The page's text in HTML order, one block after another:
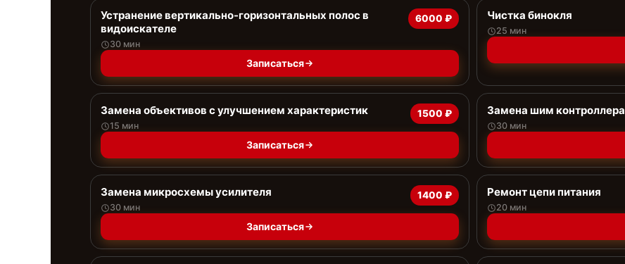
Устранение вертикально-горизонтальных полос в
видоискателе
30 мин
6000 ₽
Записаться
Чистка бинокля
25 мин
Замена объективов с улучшением характеристик
15 мин
1500 ₽
Записаться
Замена шим контроллера
30 мин
Замена микросхемы усилителя
30 мин
1400 ₽
Записаться
Ремонт цепи питания
20 мин